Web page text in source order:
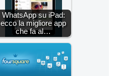
WhatsApp su iPad:
ecco la migliore app
che fa al…